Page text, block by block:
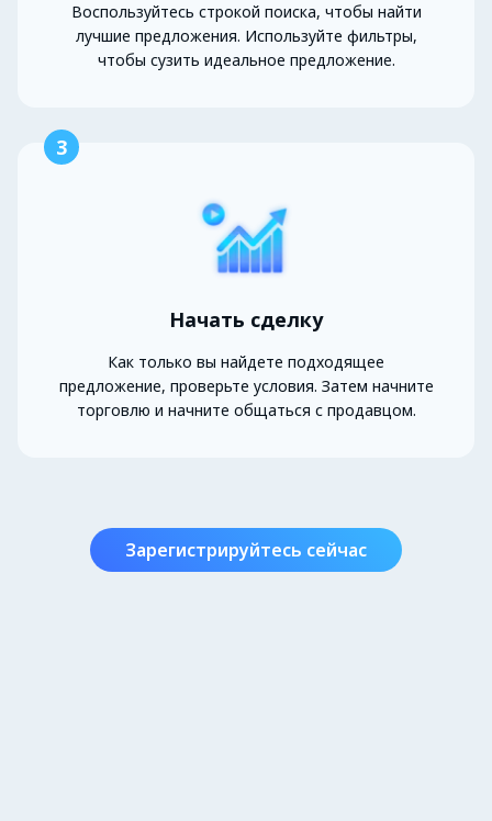
Воспользуйтесь строкой поиска, чтобы найти
лучшие предложения. Используйте фильтры,
чтобы сузить идеальное предложение.
3
Начать сделку
Как только вы найдете подходящее
предложение, проверьте условия. Затем начните
торговлю и начните общаться с продавцом.
Зарегистрируйтесь сейчас